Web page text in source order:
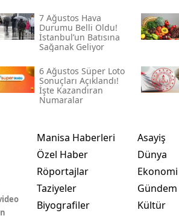
7 Ağustos Hava
Durumu Belli Oldu!
İstanbul’un Batısına
Sağanak Geliyor
6 Ağustos Süper Loto
Sonuçları Açıklandı!
İşte Kazandıran
Numaralar
Manisa Haberleri
Özel Haber
Röportajlar
Taziyeler
Biyografiler
Asayiş
Dünya
Ekonomi
Gündem
Kültür